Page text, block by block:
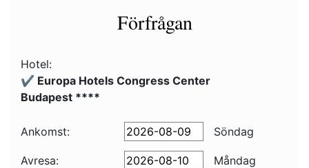
Förfrågan
Hotel:
✔️ Europa Hotels Congress Center
Budapest ****
Ankomst: Söndag
Avresa:
Måndag